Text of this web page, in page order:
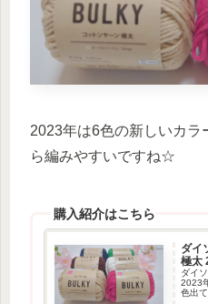
2023年は6色の新しいカラ
ら編みやすいですね☆
購入紹介はこちら
ダイ
極太
ダイ
2023
色出